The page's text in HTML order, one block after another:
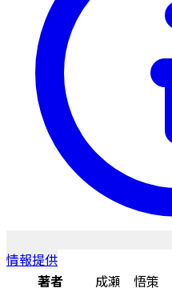
情報提供
著者
成瀬 悟策